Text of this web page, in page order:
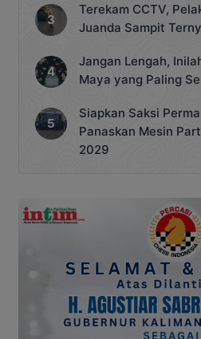
Terekam CCTV,
Juanda Sampit
Jangan Lengah,
Maya yang Paling
Siapkan Saksi
Panaskan Mesin
2029